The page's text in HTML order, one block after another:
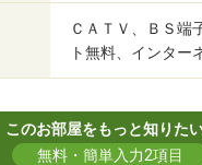
ＣＡＴＶ、ＢＳ端
ト無料、インター
このお部屋をもっと知りたい
無料・簡単入力2項目